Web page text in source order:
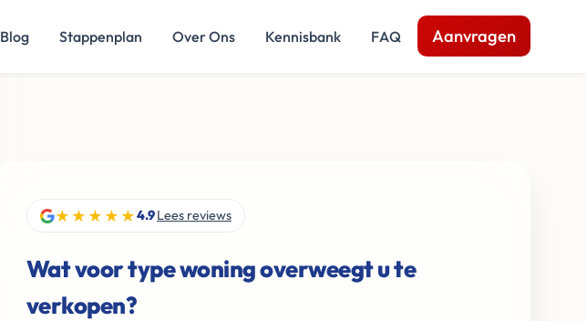
Blog Stappenplan Over Ons Kennisbank FAQ Aanvragen
★★★★★4.9Lees reviews
Wat voor type woning overweegt u te
verkopen?